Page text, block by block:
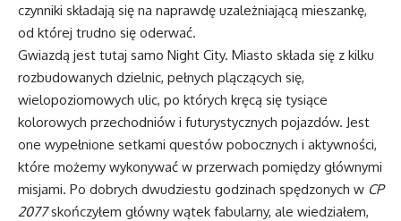
czynniki składają się na naprawdę uzależniającą mieszankę,
od której trudno się oderwać.
Gwiazdą jest tutaj samo Night City. Miasto składa się z kilku
rozbudowanych dzielnic, pełnych plączących się,
wielopoziomowych ulic, po których kręcą się tysiące
kolorowych przechodniów i futurystycznych pojazdów. Jest
one wypełnione setkami questów pobocznych i aktywności,
które możemy wykonywać w przerwach pomiędzy głównymi
misjami. Po dobrych dwudziestu godzinach spędzonych w CP
2077skończyłem główny wątek fabularny, ale wiedziałem,